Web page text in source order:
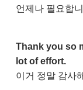
언제나 필요합
Thank you so
lot of effort.
이거 정말 감사